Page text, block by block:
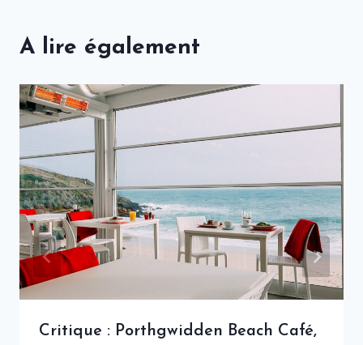
A lire également
Critique : Porthgwidden Beach Café,